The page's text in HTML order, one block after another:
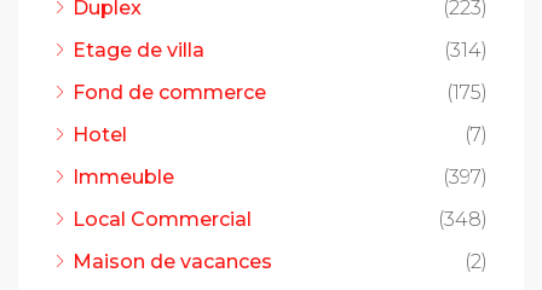
Duplex
(223)
Etage de villa
(314)
Fond de commerce
(175)
Hotel
(7)
Immeuble
(397)
Local Commercial
(348)
Maison de vacances
(2)